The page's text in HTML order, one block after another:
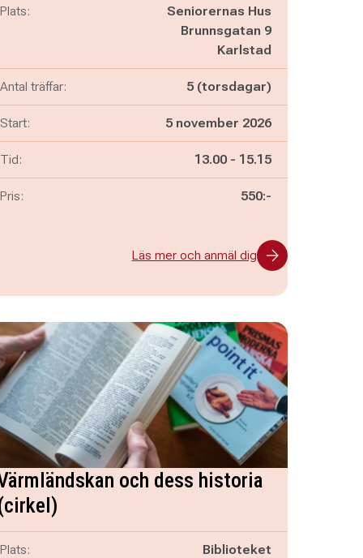
Plats:
Seniorernas Hus
Brunnsgatan 9
Karlstad
Antal träffar: 5 (torsdagar)
Start: 5 november 2026
Tid: Pågår mellan
13.00 - och
15.15
Pris: 550:-
Läs mer och anmäl dig
och dess historia
Plats:
Biblioteket